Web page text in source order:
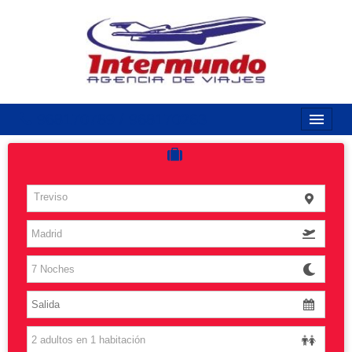
Costas
Vuelos
Islas
Caribe
Grandes Viajes
Treviso